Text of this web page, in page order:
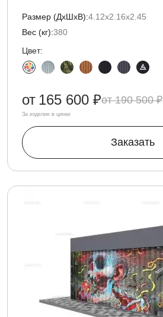
Размер (ДxШxВ):4.12х2.16х2.45
Вес (кг):380
Цвет:
190 500 ₽
от 165 600 ₽
За изделие в цинке
Заказать